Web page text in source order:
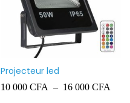
Projecteur led
10 000 CFA – 16 000 CFA